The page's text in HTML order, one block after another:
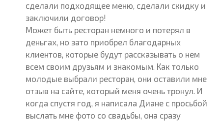
сделали подходящее меню, сделали скидку и
заключили договор!
Может быть ресторан немного и потерял в
деньгах, но зато приобрел благодарных
клиентов, которые будут рассказывать о нем
всем своим друзьям и знакомым. Как только
молодые выбрали ресторан, они оставили мне
отзыв на сайте, который меня очень тронул. И
когда спустя год, я написала Диане с просьбой
выслать мне фото со свадьбы, она сразу